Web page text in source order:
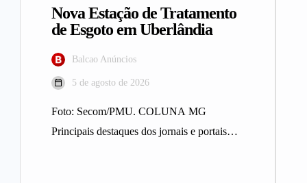
Nova Estação de Tratamento
de Esgoto em Uberlândia
Balcao Anúncios
5 de agosto de 2026
Foto: Secom/PMU. COLUNA MG
Principais destaques dos jornais e portais